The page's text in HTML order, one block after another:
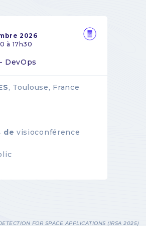
2026
à 17h30
DevOps
, Toulouse, France
de visioconférence
FOR SPACE APPLICATIONS (IRSA 2025)